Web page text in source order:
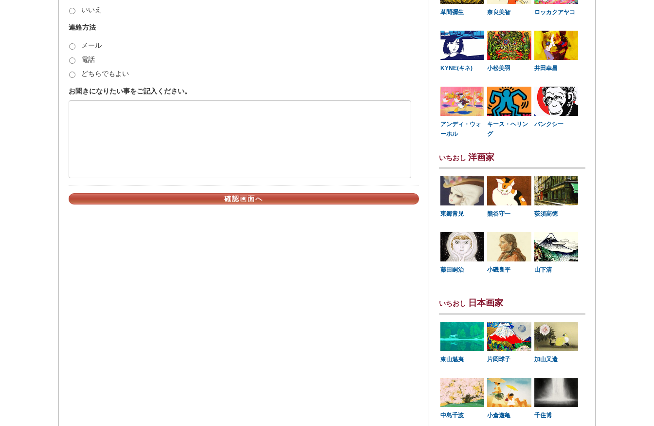
いいえ
連絡方法
メール
電話
どちらでもよい
お聞きになりたい事をご記入ください。
草間彌生 奈良美智 ロッカクアヤコ
KYNE(キネ) 小松美羽 井田幸昌
アンディ・ウォ
ーホル
キース・ヘリン
グ
バンクシー
いちおし 洋画家
東郷青児 熊谷守一 荻須高徳
藤田嗣治 小磯良平 山下清
いちおし 日本画家
東山魁夷 片岡球子 加山又造
中島千波 小倉遊亀 千住博